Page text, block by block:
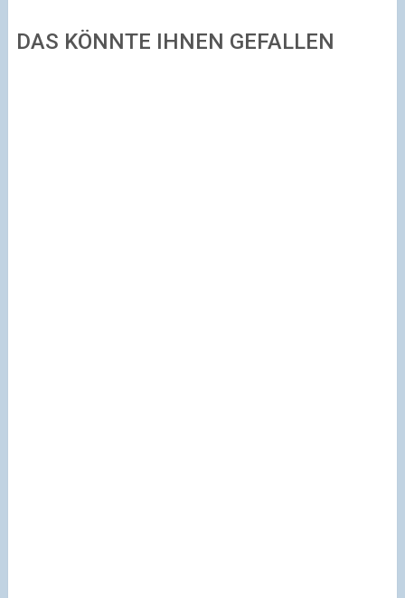
DAS KÖNNTE IHNEN GEFALLEN